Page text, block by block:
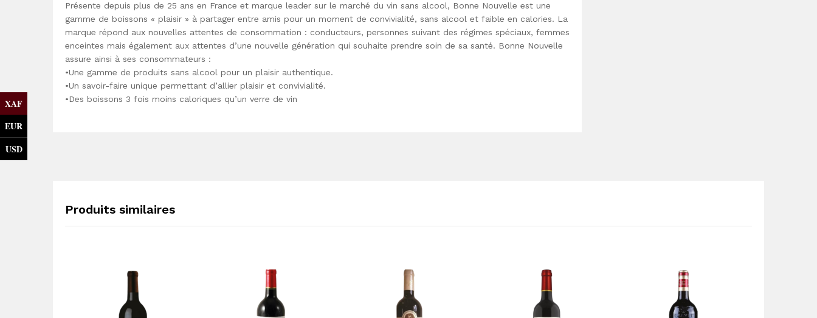
Présente depuis plus de 25 ans en France et marque leader sur le marché du vin sans alcool, Bonne Nouvelle est une
gamme de boissons « plaisir » à partager entre amis pour un moment de convivialité, sans alcool et faible en calories. La
marque répond aux nouvelles attentes de consommation : conducteurs, personnes suivant des régimes spéciaux, femmes
enceintes mais également aux attentes d’une nouvelle génération qui souhaite prendre soin de sa santé. Bonne Nouvelle
assure ainsi à ses consommateurs :
•Une gamme de produits sans alcool pour un plaisir authentique.
•Un savoir-faire unique permettant d’allier plaisir et convivialité.
•Des boissons 3 fois moins caloriques qu’un verre de vin
Produits similaires
XAF
EUR
USD